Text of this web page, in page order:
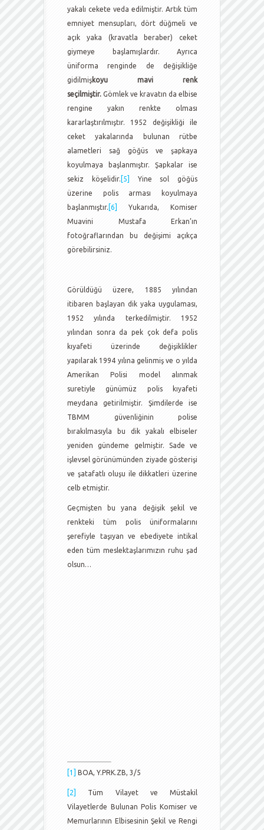
yakalı cekete veda edilmiştir. Artık tüm
emniyet mensupları, dört düğmeli ve
açık yaka (kravatla beraber) ceket
giymeye başlamışlardır. Ayrıca
üniforma renginde de değişikliğe
gidilmişkoyu mavi renk
seçilmiştir. Gömlek ve kravatın da elbise
rengine yakın renkte olması
kararlaştırılmıştır. 1952 değişikliği ile
ceket yakalarında bulunan rütbe
alametleri sağ göğüs ve şapkaya
koyulmaya başlanmıştır. Şapkalar ise
sekiz köşelidir. [5]
Yine sol göğüs
üzerine polis arması koyulmaya
başlanmıştır. [6]
Yukarıda, Komiser
Muavini Mustafa Erkan’ın
fotoğraflarından bu değişimi açıkça
görebilirsiniz.
Görüldüğü üzere, 1885 yılından
itibaren başlayan dik yaka uygulaması,
1952 yılında terkedilmiştir. 1952
yılından sonra da pek çok defa polis
kıyafeti üzerinde değişiklikler
yapılarak 1994 yılına gelinmiş ve o yılda
Amerikan Polisi model alınmak
suretiyle günümüz polis kıyafeti
meydana getirilmiştir. Şimdilerde ise
TBMM güvenliğinin polise
bırakılmasıyla bu dik yakalı elbiseler
yeniden gündeme gelmiştir. Sade ve
işlevsel görünümünden ziyade gösterişi
ve şatafatlı oluşu ile dikkatleri üzerine
celb etmiştir.
Geçmişten bu yana değişik şekil ve
renkteki tüm polis üniformalarını
şerefiyle taşıyan ve ebediyete intikal
eden tüm meslektaşlarımızın ruhu şad
olsun…
[1] BOA, Y.PRK.ZB, 3/5
[2]
Tüm Vilayet ve Müstakil
Vilayetlerde Bulunan Polis Komiser ve
Memurlarının Elbisesinin Şekil ve Rengi